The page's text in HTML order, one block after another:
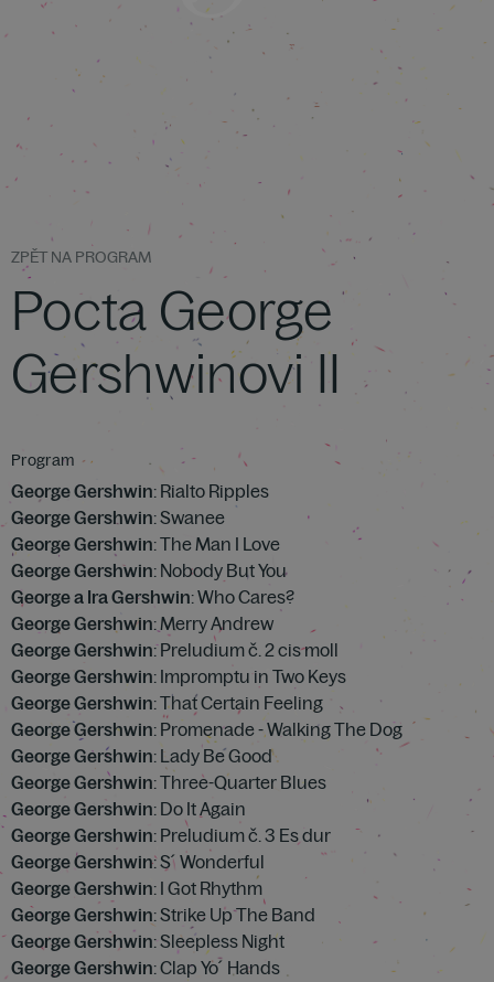
ZPĚT NA PROGRAM
Pocta George
Gershwinovi II
Program
George Gershwin: Rialto Ripples
George Gershwin: Swanee
George Gershwin: The Man I Love
George Gershwin: Nobody But You
George a Ira Gershwin: Who Cares?
George Gershwin: Merry Andrew
George Gershwin: Preludium č. 2 cis moll
George Gershwin: Impromptu in Two Keys
George Gershwin: That Certain Feeling
George Gershwin: Promenade - Walking The Dog
George Gershwin: Lady Be Good
George Gershwin: Three-Quarter Blues
George Gershwin: Do It Again
George Gershwin: Preludium č. 3 Es dur
George Gershwin: S´ Wonderful
George Gershwin: I Got Rhythm
George Gershwin: Strike Up The Band
George Gershwin: Sleepless Night
George Gershwin: Clap Yo´ Hands